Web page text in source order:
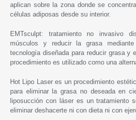
aplican sobre la zona donde se
células adiposas desde su interior.
EMTsculpt: tratamiento no invasivo
músculos y reducir la grasa
tecnología diseñada para reducir grasa y
procedimiento es utilizado como una
Hot Lipo Laser es un procedimiento
para eliminar la grasa no deseada en
liposucción con láser es un tratamiento
eliminar deshacerte ni con dieta ni con